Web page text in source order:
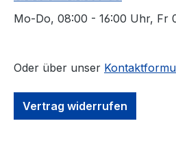
Mo-Do, 08:00 - 16:00 Uhr, Fr
Oder über unser
Vertrag widerrufen